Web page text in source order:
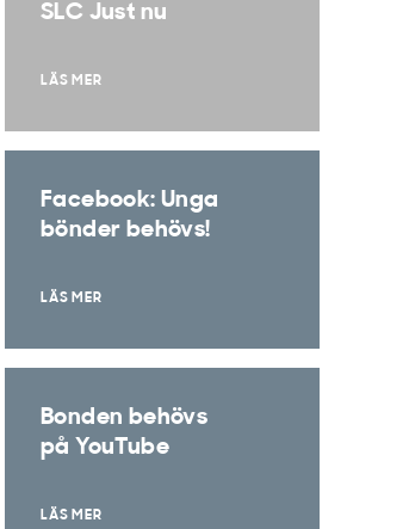
SLC Just nu
LÄS MER
Facebook: Unga
bönder behövs!
LÄS MER
Bonden behövs
på YouTube
LÄS MER